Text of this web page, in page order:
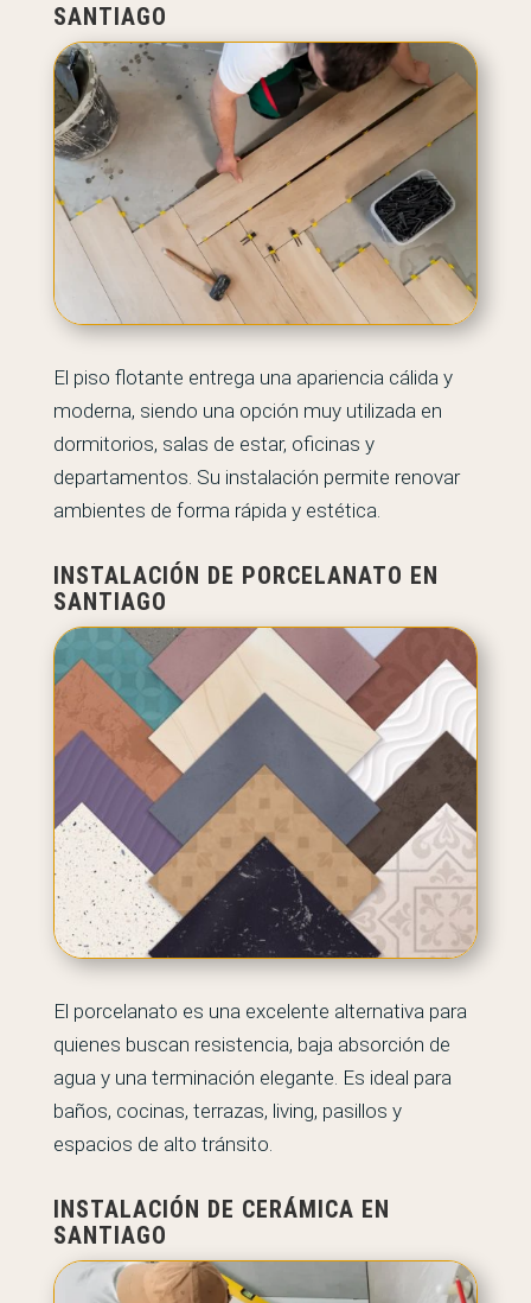
SANTIAGO
El piso flotante entrega una apariencia cálida y
moderna, siendo una opción muy utilizada en
dormitorios, salas de estar, oficinas y
departamentos. Su instalación permite renovar
ambientes de forma rápida y estética.
INSTALACIÓN DE PORCELANATO EN
SANTIAGO
El porcelanato es una excelente alternativa para
quienes buscan resistencia, baja absorción de
agua y una terminación elegante. Es ideal para
baños, cocinas, terrazas, living, pasillos y
espacios de alto tránsito.
INSTALACIÓN DE CERÁMICA EN
SANTIAGO